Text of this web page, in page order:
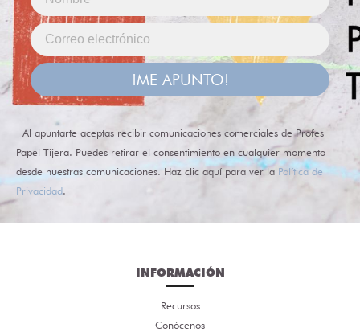
¡ME APUNTO!
Al apuntarte aceptas recibir comunicaciones comerciales de Profes
Papel Tijera. Puedes retirar el consentimiento en cualquier momento
desde nuestras comunicaciones. Haz clic aquí para ver la Política de
Privacidad.
INFORMACIÓN
Recursos
Conócenos